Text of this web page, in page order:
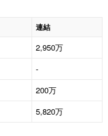
連結
2,950万
-
200万
5,820万